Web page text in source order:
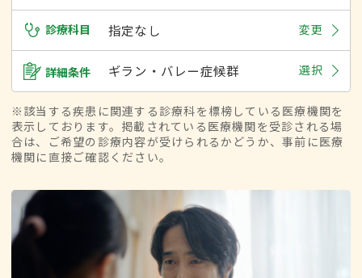
診療科目 指定なし 変更
詳細条件 ギラン・バレー症候群 選択
※該当する疾患に関連する診療科を標榜している医療機関を
表示しております。掲載されている医療機関を受診される場
合は、ご希望の診療内容が受けられるかどうか、事前に医療
機関に直接ご確認ください。